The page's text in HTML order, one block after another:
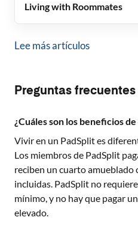
Living with Roommates
Lee más artículos
Preguntas frecuentes
¿Cuáles son los beneficios
Vivir en un PadSplit es
Los miembros de PadSplit
reciben un cuarto
incluidas. PadSplit no
mínimo, y no hay que pagar
elevado.